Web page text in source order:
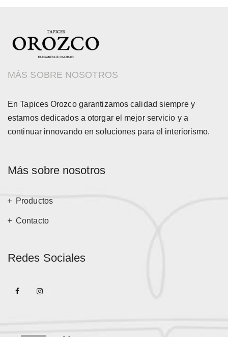
MÁS SOBRE NOSOTROS
En Tapices Orozco garantizamos calidad siempre y
estamos dedicados a otorgar el mejor servicio y a
continuar innovando en soluciones para el interiorismo.
Más sobre nosotros
Productos
Contacto
Redes Sociales